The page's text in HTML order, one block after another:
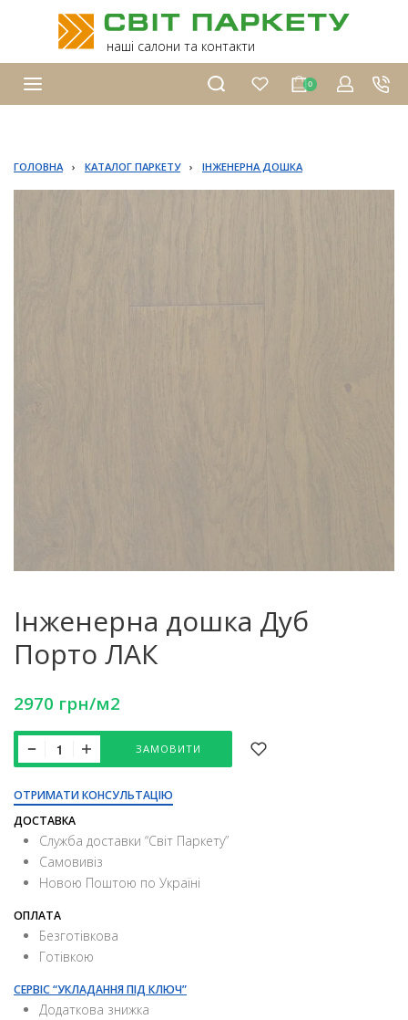
наші салони та контакти
0
ГОЛОВНА › КАТАЛОГ ПАРКЕТУ › ІНЖЕНЕРНА ДОШКА
Інженерна дошка Дуб
Порто ЛАК
2970 грн/м2
ЗАМОВИТИ
ОТРИМАТИ КОНСУЛЬТАЦІЮ
ДОСТАВКА
Служба доставки “Свiт Паркету”
Самовивіз
Новою Поштою по Україні
ОПЛАТА
Безготівкова
Готівкою
СЕРВІС “УКЛАДАННЯ ПІД КЛЮЧ”
Додаткова знижка